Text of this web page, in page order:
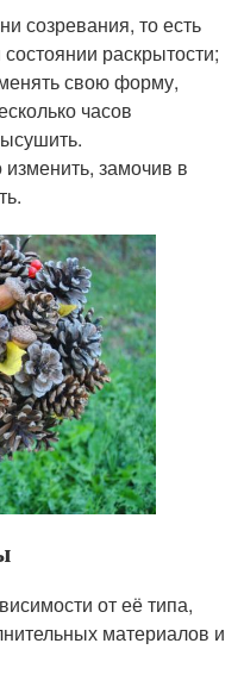
созревания, то есть
раскрытости;
свою форму,
часов
замочив в
от её типа,
материалов и